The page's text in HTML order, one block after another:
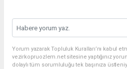
Yorum yazarak Topluluk Kuralları’nı kabul
vezirkopruozlem.net sitesine yaptığınız
dolaylı tüm sorumluluğu tek başınıza